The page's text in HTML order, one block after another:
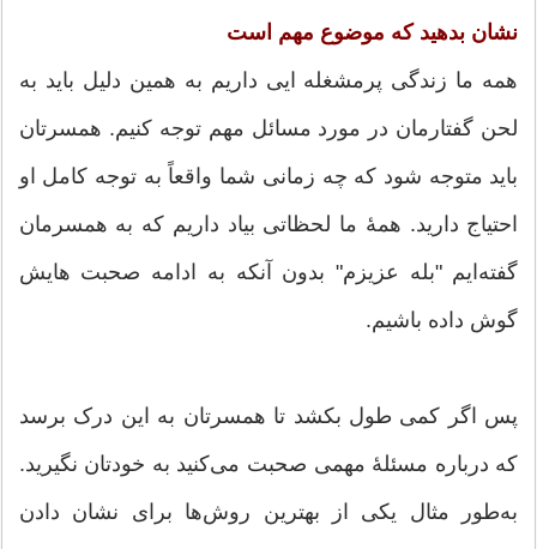
نشان بدهید که موضوع مهم است
همه ما زندگی پرمشغله ایی داریم به همین دلیل باید به
لحن گفتارمان در مورد مسائل مهم توجه کنیم. همسرتان
باید متوجه شود که چه زمانی شما واقعاً به توجه کامل او
احتیاج دارید. همهٔ ما لحظاتی بیاد داریم که به همسرمان
گفته‌ایم "بله عزیزم" بدون آنکه به ادامه صحبت هایش
گوش داده باشیم.
پس اگر کمی طول بکشد تا همسرتان به این درک برسد
که درباره مسئلهٔ مهمی صحبت می‌کنید به خودتان نگیرید.
به‌طور مثال یکی از بهترین روش‌ها برای نشان دادن